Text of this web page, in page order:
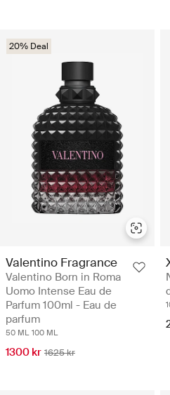
20% Deal
Valentino Fragrance
Valentino Born in Roma
Uomo Intense Eau de
Parfum 100ml - Eau de
parfum
50 ML 100 ML
1300 kr 1625 kr